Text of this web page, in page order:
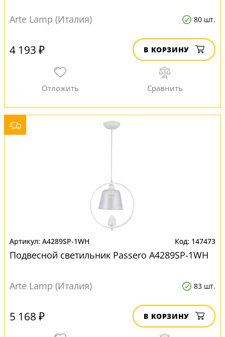
Arte Lamp (Италия) 80 шт.
4 193 ₽ В КОРЗИНУ
A4289SP-1WH 147473
Подвесной светильник Passero A4289SP-1WH
Arte Lamp (Италия) 83 шт.
5 168 ₽ В КОРЗИНУ